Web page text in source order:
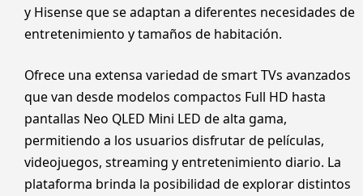
y Hisense que se adaptan a diferentes necesidades de
entretenimiento y tamaños de habitación.
Ofrece una extensa variedad de smart TVs avanzados
que van desde modelos compactos Full HD hasta
pantallas Neo QLED Mini LED de alta gama,
permitiendo a los usuarios disfrutar de películas,
videojuegos, streaming y entretenimiento diario. La
plataforma brinda la posibilidad de explorar distintos